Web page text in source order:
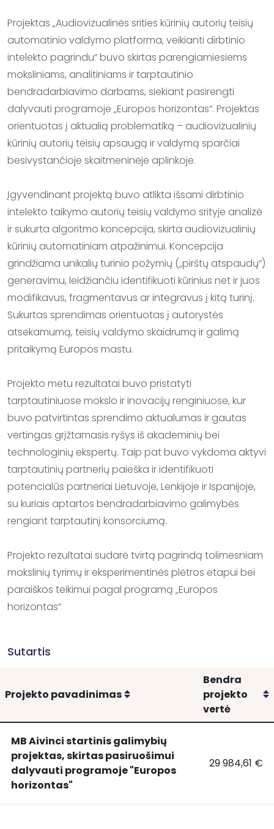
Projektas „Audiovizualinės srities kūrinių autorių teisių
automatinio valdymo platforma, veikianti dirbtinio
intelekto pagrindu“ buvo skirtas parengiamiesiems
moksliniams, analitiniams ir tarptautinio
bendradarbiavimo darbams, siekiant pasirengti
dalyvauti programoje „Europos horizontas“. Projektas
orientuotas į aktualią problematiką – audiovizualinių
kūrinių autorių teisių apsaugą ir valdymą sparčiai
besivystančioje skaitmeninėje aplinkoje.
Įgyvendinant projektą buvo atlikta išsami dirbtinio
intelekto taikymo autorių teisių valdymo srityje analizė
ir sukurta algoritmo koncepcija, skirta audiovizualinių
kūrinių automatiniam atpažinimui. Koncepcija
grindžiama unikalių turinio požymių („pirštų atspaudų“)
generavimu, leidžiančiu identifikuoti kūrinius net ir juos
modifikavus, fragmentavus ar integravus į kitą turinį.
Sukurtas sprendimas orientuotas į autorystės
atsekamumą, teisių valdymo skaidrumą ir galimą
pritaikymą Europos mastu.
Projekto metu rezultatai buvo pristatyti
tarptautiniuose mokslo ir inovacijų renginiuose, kur
buvo patvirtintas sprendimo aktualumas ir gautas
vertingas grįžtamasis ryšys iš akademinių bei
technologinių ekspertų. Taip pat buvo vykdoma aktyvi
tarptautinių partnerių paieška ir identifikuoti
potencialūs partneriai Lietuvoje, Lenkijoje ir Ispanijoje,
su kuriais aptartos bendradarbiavimo galimybės
rengiant tarptautinį konsorciumą.
Projekto rezultatai sudarė tvirtą pagrindą tolimesniam
mokslinių tyrimų ir eksperimentinės plėtros etapui bei
paraiškos teikimui pagal programą „Europos
horizontas“
Sutartis
Projekto pavadinimas Rikiuoti
Bendra
projekto
vertė
MB
Aivinci
MB Aivinci startinis galimybių
projektas, skirtas pasiruošimui
dalyvauti programoje "Europos
horizontas"
MB Aivinci
29 984,61 €